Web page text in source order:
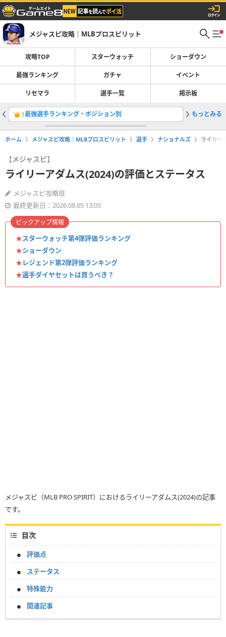
メジャスピ攻略｜MLBプロスピリット
攻略TOP スターウォッチ ショーダウン
最強ランキング ガチャ イベント
リセマラ 選手一覧 掲示板
1最強選手ランキング・ポジション別 2レジェ
もっとみる
ホーム メジャスピ攻略｜MLBプロスピリット 選手 ナショナルズ ライリー
【メジャスピ】
ライリーアダムス(2024)の評価とステータス
メジャスピ攻略班
最終更新日：2026.08.05 13:05
★スターウォッチ第4弾評価ランキング
★ショーダウン
★レジェンド第2弾評価ランキング
★選手ダイヤセットは買うべき？
ピックアップ情報
メジャスピ（MLB PRO SPIRIT）におけるライリーアダムス(2024)の記事
です。
目次
評価点
ステータス
特殊能力
関連記事